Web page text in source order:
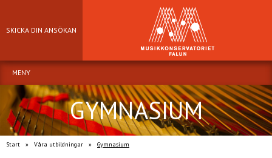
SKICKA DIN ANSÖKAN
MENY
GYMNASIUM
Start » Våra utbildningar » Gymnasium